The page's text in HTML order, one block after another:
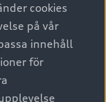
cookies
på vår
innehåll
för